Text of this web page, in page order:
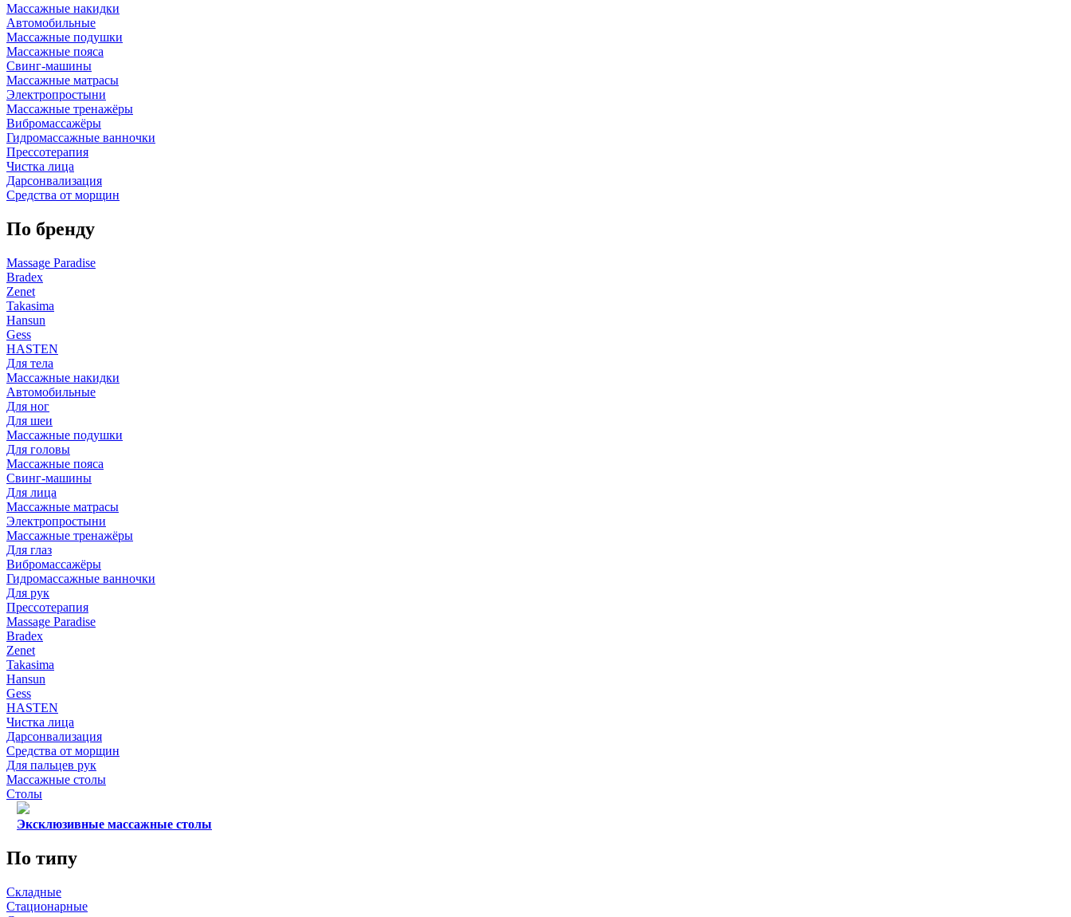
Массажные накидки
Автомобильные
Массажные подушки
Массажные пояса
Свинг-машины
Массажные матрасы
Электропростыни
Массажные тренажёры
Вибромассажёры
Гидромассажные ванночки
Прессотерапия
Чистка лица
Дарсонвализация
Средства от морщин
По бренду
Massage Paradise
Bradex
Zenet
Takasima
Hansun
Gess
HASTEN
Для тела
Массажные накидки
Автомобильные
Для ног
Для шеи
Массажные подушки
Для головы
Массажные пояса
Свинг-машины
Для лица
Массажные матрасы
Электропростыни
Массажные тренажёры
Для глаз
Вибромассажёры
Гидромассажные ванночки
Для рук
Прессотерапия
Massage Paradise
Bradex
Zenet
Takasima
Hansun
Gess
HASTEN
Чистка лица
Дарсонвализация
Средства от морщин
Для пальцев рук
Массажные столы
Столы
Эксклюзивные массажные столы
По типу
Складные
Стационарные